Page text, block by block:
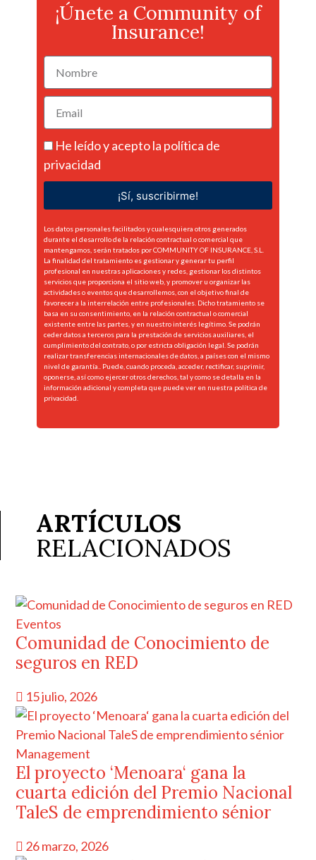
¡Únete a Community of
Insurance!
He leído y acepto la política de
privacidad
¡Sí, suscribirme!
Los datos personales facilitados y cualesquiera otros generados
durante el desarrollo de la relación contractual o comercial que
mantengamos, serán tratados por COMMUNITY OF INSURANCE, S.L.
La finalidad del tratamiento es gestionar y generar tu perfil
profesional en nuestras aplicaciones y redes, gestionar los distintos
servicios que proporciona el sitio web, y promover u organizar las
actividades o eventos que desarrollemos, con el objetivo final de
favorecer a la interrelación entre profesionales. Dicho tratamiento se
basa en su consentimiento, en la relación contractual o comercial
existente entre las partes, y en nuestro interés legítimo. Se podrán
ceder datos a terceros para la prestación de servicios auxiliares, el
cumplimiento del contrato, o por estricta obligación legal. Se podrán
realizar transferencias internacionales de datos, a países con el mismo
nivel de garantía.. Puede, cuando proceda, acceder, rectificar, suprimir,
oponerse, así como ejercer otros derechos, tal y como se detalla en la
información adicional y completa que puede ver en nuestra política de
privacidad.
ARTÍCULOS
RELACIONADOS
Eventos
Comunidad de Conocimiento de
seguros en RED
15 julio, 2026
Management
El proyecto ‘Menoara‘ gana la
cuarta edición del Premio Nacional
TaleS de emprendimiento sénior
26 marzo, 2026